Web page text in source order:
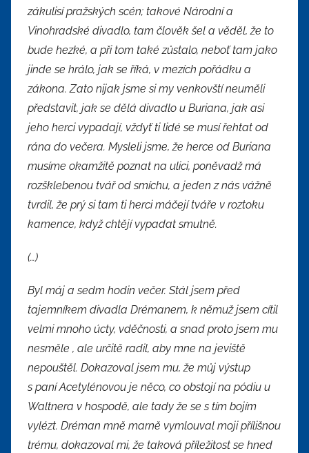
zákulisí pražských scén; takové Národní a
Vinohradské divadlo, tam člověk šel a věděl, že to
bude hezké, a při tom také zůstalo, neboť tam jako
jinde se hrálo, jak se říká, v mezích pořádku a
zákona. Zato nijak jsme si my venkovští neuměli
představit, jak se dělá divadlo u Buriana, jak asi
jeho herci vypadají, vždyť ti lidé se musí řehtat od
rána do večera. Mysleli jsme, že herce od Buriana
musíme okamžitě poznat na ulici, poněvadž má
rozšklebenou tvář od smíchu, a jeden z nás vážně
tvrdil, že prý si tam ti herci máčejí tváře v roztoku
kamence, když chtějí vypadat smutně.
(…)
Byl máj a sedm hodin večer. Stál jsem před
tajemníkem divadla Drémanem, k němuž jsem cítil
velmi mnoho úcty, vděčnosti, a snad proto jsem mu
nesměle , ale určitě radil, aby mne na jeviště
nepouštěl. Dokazoval jsem mu, že můj výstup
s paní Acetylénovou je něco, co obstojí na pódiu u
Waltnera v hospodě, ale tady že se s tím bojím
vylézt. Dréman mně marně vymlouval moji přílišnou
trému, dokazoval mi, že taková příležitost se hned